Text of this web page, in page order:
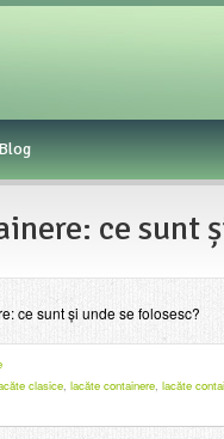
Blog
ce sunt
ce sunt și unde se folosesc?
clasice, lacăte containere, lacăte